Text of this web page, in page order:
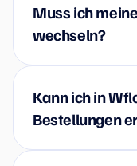
Muss ich
wechseln?
Kann ich in
Bestellungen